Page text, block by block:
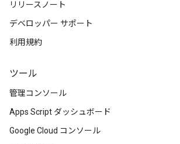
リリースノート
デベロッパー サポート
利用規約
ツール
管理コンソール
Apps Script ダッシュボード
Google Cloud コンソール